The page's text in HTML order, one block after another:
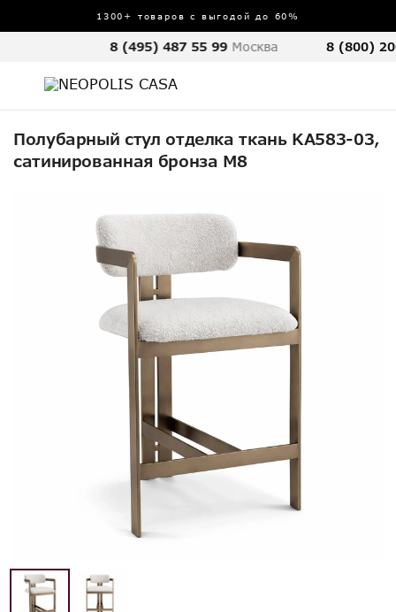
1300+ товаров с выгодой до 60%
8 (495) 487 55 99 Москва 8 (800)
Полубарный стул отделка ткань KA583-03,
сатинированная бронза M8